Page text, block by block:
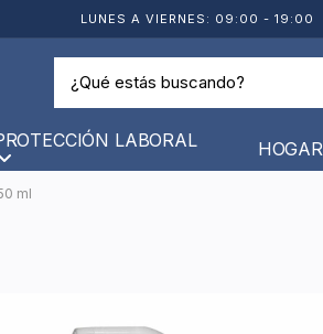
LUNES A VIERNES: 09:00 - 19:00
LABORAL HOGAR
ml